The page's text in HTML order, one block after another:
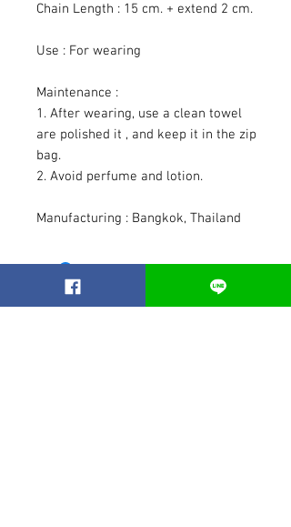
Chain Length : 15 cm. + extend 2 cm.
Use : For wearing
Maintenance :
1. After wearing, use a clean towel
are polished it , and keep it in the zip
bag.
2. Avoid perfume and lotion.
Manufacturing : Bangkok, Thailand